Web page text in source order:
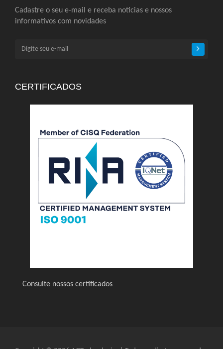
Cadastre o seu e-mail e receba noticias e nossos
informativos com novidades
CERTIFICADOS
Consulte nossos certificados